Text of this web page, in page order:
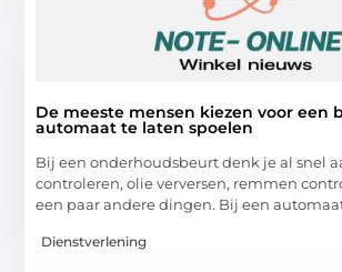
De meeste mensen kiezen voor een
automaat te laten spoelen
Bij een onderhoudsbeurt denk je al snel
controleren, olie verversen, remmen
een paar andere dingen. Bij een
Dienstverlening